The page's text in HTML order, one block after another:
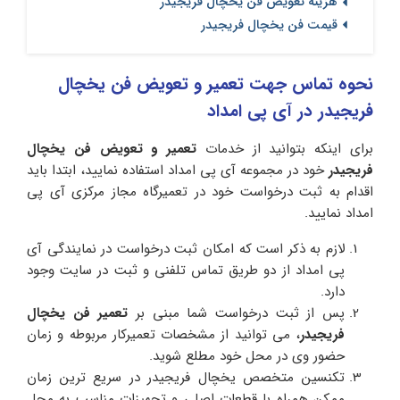
قیمت فن یخچال فریجیدر
نحوه تماس جهت تعمیر و تعویض فن یخچال
فریجیدر در آی پی امداد
برای اینکه بتوانید از خدمات تعمیر و تعویض فن یخچال
فریجیدر خود در مجموعه آی پی امداد استفاده نمایید، ابتدا باید
اقدام به ثبت درخواست خود در تعمیرگاه مجاز مرکزی آی پی
امداد نمایید.
لازم به ذکر است که امکان ثبت درخواست در نمایندگی آی
پی امداد از دو طریق تماس تلفنی و ثبت در سایت وجود
دارد.
پس از ثبت درخواست شما مبنی بر تعمیر فن یخچال
فریجیدر، می توانید از مشخصات تعمیرکار مربوطه و زمان
حضور وی در محل خود مطلع شوید.
تکنسین متخصص یخچال فریجیدر در سریع ترین زمان